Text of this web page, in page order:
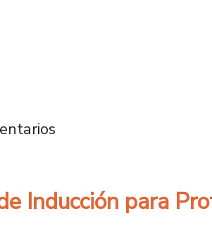
Zolezzi Cid: Déficit de
Inducción para